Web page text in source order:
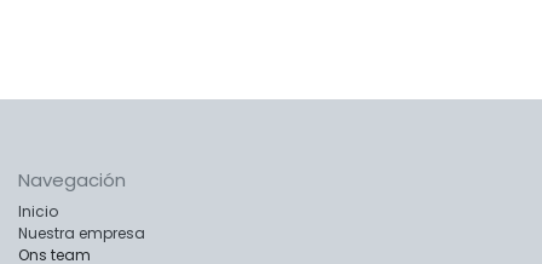
Navegación
Inicio
Nuestra empresa
Ons team